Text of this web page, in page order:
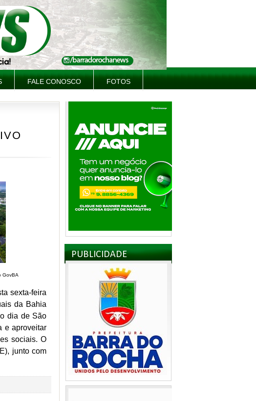
FALE CONOSCO FOTOS
GovBA
sexta-feira
da Bahia
dia de São
e aproveitar
sociais. O
junto com
PUBLICIDADE